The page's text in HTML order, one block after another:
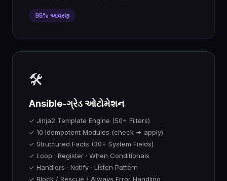
95% આવરણ
🛠️
Ansible-ગ્રેડ ઓટોમેશન
✓ Jinja2 Template Engine (50+ Filters)
✓ 10 Idempotent Modules (check → apply)
✓ Structured Facts (30+ System Fields)
✓ Loop · Register · When Conditionals
✓ Handlers · Notify · Listen Pattern
✓ Block / Rescue / Always Error Handling